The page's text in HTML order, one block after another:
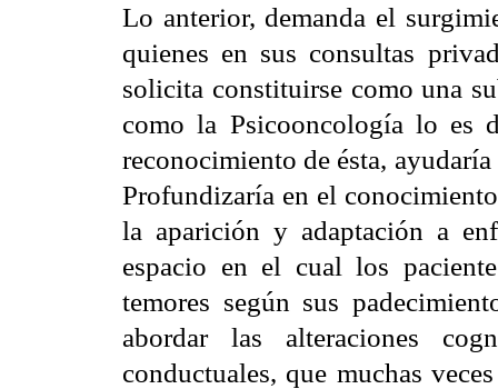
Lo anterior, demanda el
quienes en sus consultas
solicita constituirse como una
como la Psicooncología lo es
reconocimiento de ésta,
Profundizaría en el
la aparición y adaptación a
espacio en el cual los
temores según sus
abordar las alteraciones
conductuales, que muchas